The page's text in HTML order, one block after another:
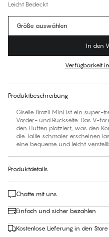
Leicht Bedeckt
€33.95Regulärer Preis
Für diesen Artikel gibt es
Größe auswählen
In den
Verfügbarkeit
Produktbeschreibung
Giselle Brazil Mini ist ein super-
Vorder- und Rückseite. Das V-
den Hüften platziert, was den
die Taille schmaler erscheinen
eine bequeme und leicht
Produktdetails
Chatte mit uns
Einfach und sicher bezahlen
Kostenlose Lieferung in den Store